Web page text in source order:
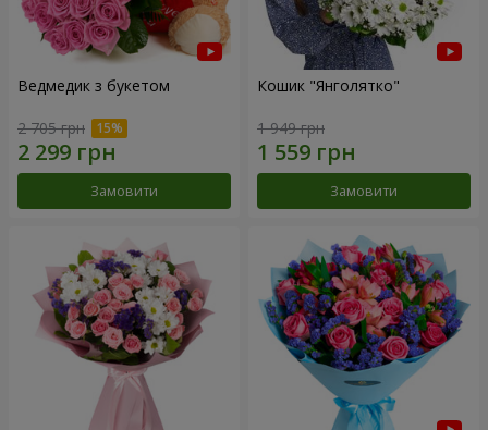
Ведмедик з букетом
2 705 грн
Замовити
Кошик "Янголятко"
1 949 грн
Замовити